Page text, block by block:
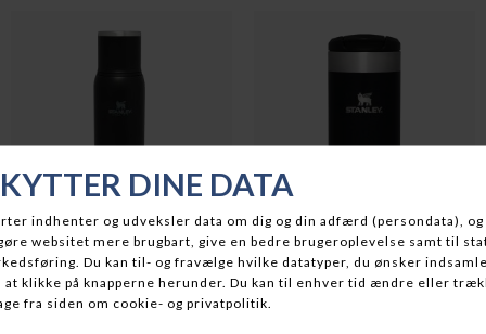
Flere farver
STANLEY
ADVENTURE TO GO BOTTLE
DKK 399,00
STANLEY
AEROLIGHT TRANSIT MUG .35L
DKK 299,00